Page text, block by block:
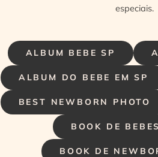
ALBUM BEBE SP
ALBUM DO BEBE EM SP
BEST NEWBORN PHOTO
BOOK DE
BOOK DE
especiais.